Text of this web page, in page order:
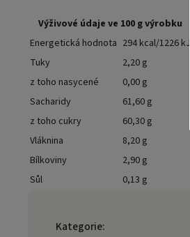
Výživové údaje ve 100 g výrobku
Energetická hodnota 294 kcal/1226 kJ
Tuky
2,20 g
z toho nasycené
0,00 g
Sacharidy
61,60 g
z toho cukry
60,30 g
Vláknina
8,20 g
Bílkoviny
2,90 g
Sůl
0,13 g
Kategorie: